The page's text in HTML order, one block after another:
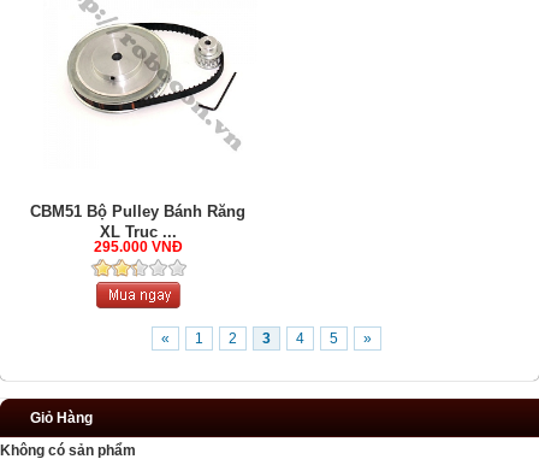
CBM51 Bộ Pulley Bánh Răng
XL Trục ...
295.000 VNĐ
« 1 2 3 4 5 »
Giỏ Hàng
Không có sản phẩm